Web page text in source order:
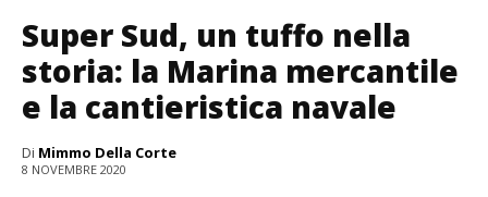
Super Sud, un tuffo nella
storia: la Marina mercantile
e la cantieristica navale
Di Mimmo Della Corte
8 NOVEMBRE 2020